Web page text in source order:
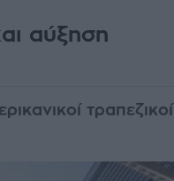
αύξηση
τραπεζικοί